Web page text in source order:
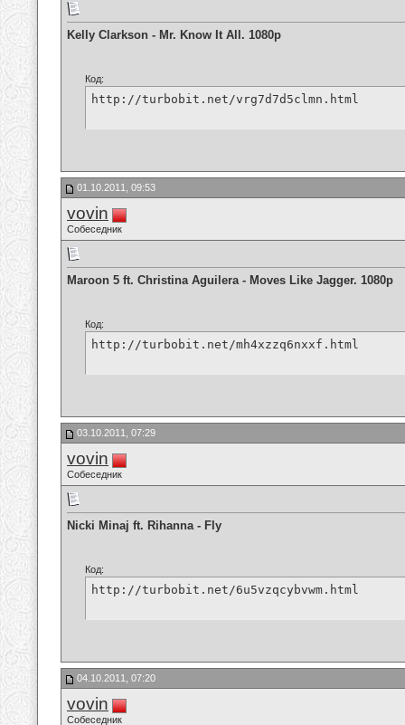
Kelly Clarkson - Mr. Know It All. 1080p
Код:
http://turbobit.net/vrg7d7d5clmn.html
01.10.2011, 09:53
vovin
Собеседник
Maroon 5 ft. Christina Aguilera - Moves Like Jagger. 1080p
Код:
http://turbobit.net/mh4xzzq6nxxf.html
03.10.2011, 07:29
vovin
Собеседник
Nicki Minaj ft. Rihanna - Fly
Код:
http://turbobit.net/6u5vzqcybvwm.html
04.10.2011, 07:20
vovin
Собеседник